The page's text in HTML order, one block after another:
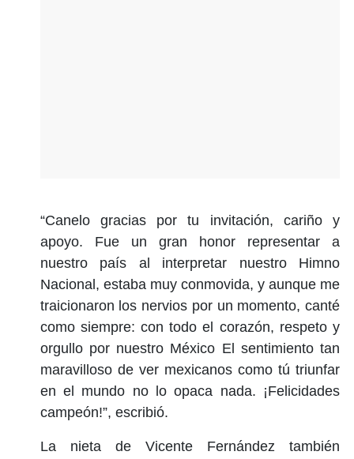
“Canelo gracias por tu invitación, cariño y
apoyo. Fue un gran honor representar a
nuestro país al interpretar nuestro Himno
Nacional, estaba muy conmovida, y aunque me
traicionaron los nervios por un momento, canté
como siempre: con todo el corazón, respeto y
orgullo por nuestro México El sentimiento tan
maravilloso de ver mexicanos como tú triunfar
en el mundo no lo opaca nada. ¡Felicidades
campeón!”, escribió.
La nieta de Vicente Fernández también